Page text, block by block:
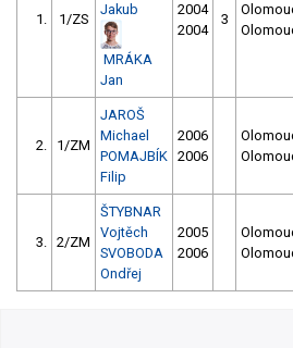
1. 1/ZS
Jakub
MRÁKA
Jan
2004
2004
3
2. 1/ZM
JAROŠ
Michael
POMAJBÍK
Filip
2006
2006
3. 2/ZM
ŠTYBNAR
Vojtěch
SVOBODA
Ondřej
2005
2006